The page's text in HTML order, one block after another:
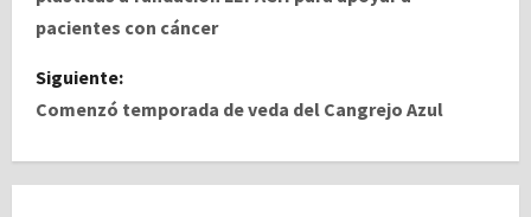
v
e
g
a
pacientes con cáncer
Siguiente:
Comenzó temporada de veda del Cangrejo Azul